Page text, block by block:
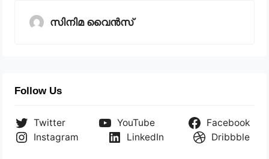
സിനിമ വൈൻസ്
Follow Us
Twitter YouTube
Facebook
Instagram
LinkedIn Dribbble